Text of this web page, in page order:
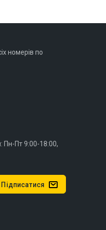
номерів по
Пн-Пт 9:00-18:00,
Підписатися